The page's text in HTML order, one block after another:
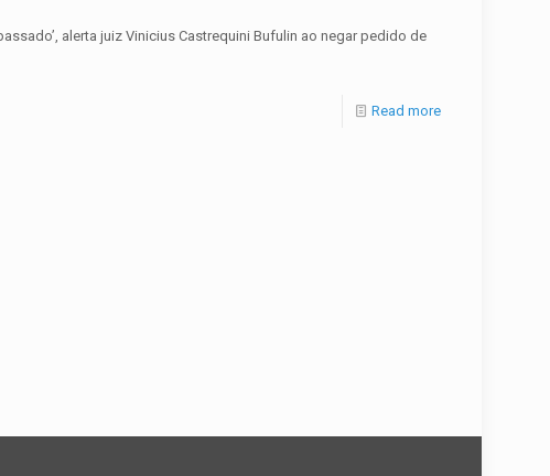
alerta juiz Vinicius Castrequini Bufulin ao negar pedido de
Read more